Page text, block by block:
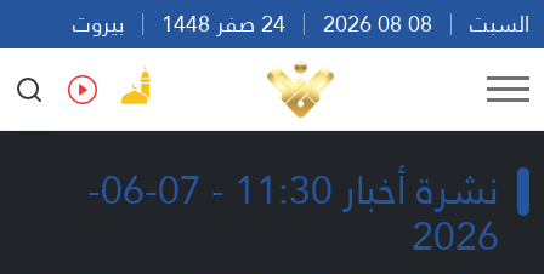
السبت
بيروت
23:48
Ar En Fr Es
نشرة أخبار 11:30 - 07-06-
2026